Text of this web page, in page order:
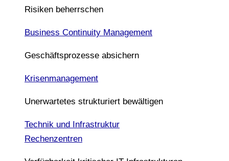
Risiken beherrschen
Business Continuity Management
Geschäftsprozesse absichern
Krisenmanagement
Unerwartetes strukturiert bewältigen
Technik und Infrastruktur
Rechenzentren